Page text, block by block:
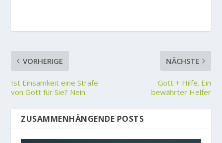
VORHERIGE
Ist Einsamkeit eine Strafe
von Gott für Sie? Nein
NÄCHSTE
Gott + Hilfe. Ein
bewährter Helfer
ZUSAMMENHÄNGENDE POSTS